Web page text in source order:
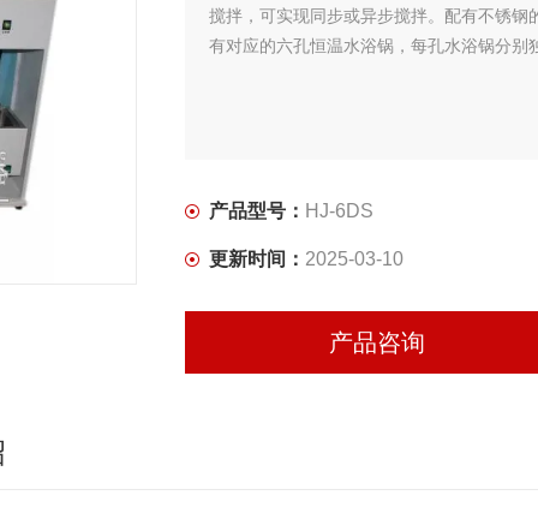
搅拌，可实现同步或异步搅拌。配有不锈
有对应的六孔恒温水浴锅，每孔水浴锅分
产品型号： HJ-6DS
更新时间： 2025-03-10
产品咨询